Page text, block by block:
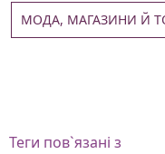
МОДА, МАГАЗИНИ Й
Теги пов`язані з